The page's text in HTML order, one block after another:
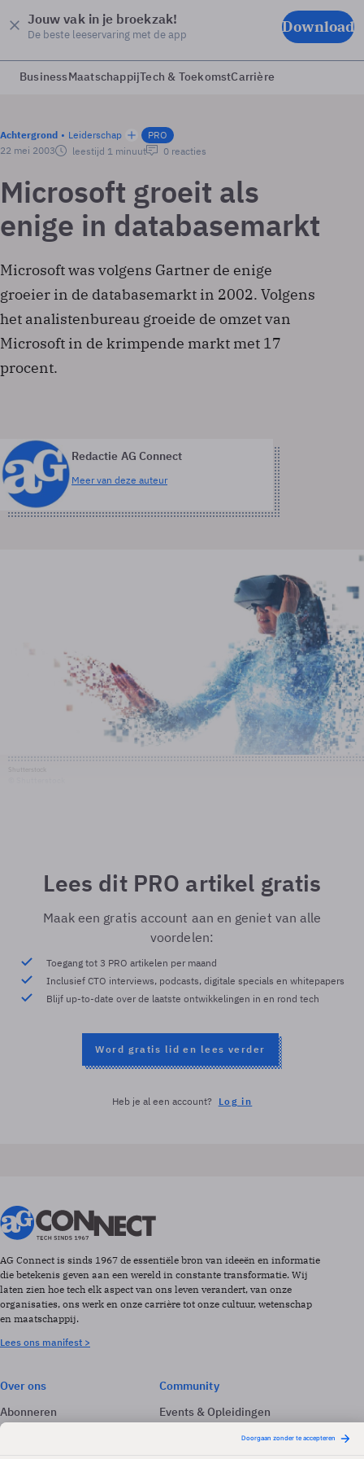
Jouw vak in je broekzak!
De beste leeservaring met de app Download
BusinessMaatschappijTech & ToekomstCarrière
Achtergrond Leiderschap
PRO
22 mei 2003
leestijd 1 minuut 0 reacties
Microsoft groeit als
enige in databasemarkt
Microsoft was volgens Gartner de enige
groeier in de databasemarkt in 2002. Volgens
het analistenbureau groeide de omzet van
Microsoft in de krimpende markt met 17
procent.
Redactie AG Connect
Meer van deze auteur
Lees dit PRO artikel gratis
Maak een gratis account aan en geniet van alle
voordelen:
Toegang tot 3 PRO artikelen per maand
Inclusief CTO interviews, podcasts, digitale specials en whitepapers
Blijf up-to-date over de laatste ontwikkelingen in en rond tech
Word gratis lid en lees verder
Heb je al een account? Log in
AG Connect is sinds 1967 de essentiële bron van ideeën en informatie
die betekenis geven aan een wereld in constante transformatie. Wij
laten zien hoe tech elk aspect van ons leven verandert, van onze
organisaties, ons werk en onze carrière tot onze cultuur, wetenschap
en maatschappij.
Lees ons manifest >
Over ons
Abonneren
Adverteren
Community
Events & Opleidingen